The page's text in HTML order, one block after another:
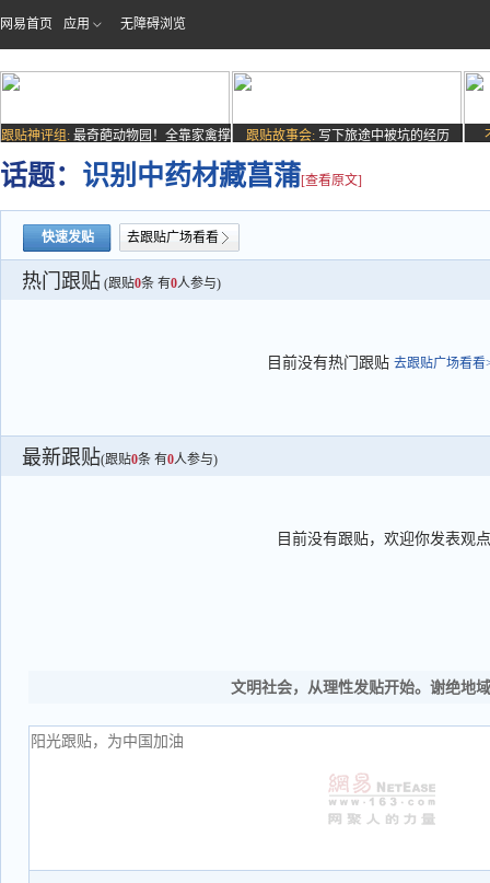
网易首页 应用 无障碍浏览
跟贴神评组: 最奇葩动物园！全靠家禽撑
场子
跟贴故事会: 写下旅途中被坑的经历
话题： 识别中药材藏菖蒲[查看原文]
快速发贴 去跟贴广场看看
热门跟贴 (跟贴0条 有0人参与)
目前没有热门跟贴 去跟贴广场看看
最新跟贴(跟贴0条 有0人参与)
目前没有跟贴，欢迎你发表观点
文明社会，从理性发贴开始。谢绝地